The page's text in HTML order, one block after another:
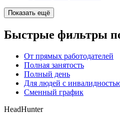
Показать ещё
Быстрые фильтры
От прямых работодателей
Полная занятость
Полный день
Для людей с
Сменный график
HeadHunter